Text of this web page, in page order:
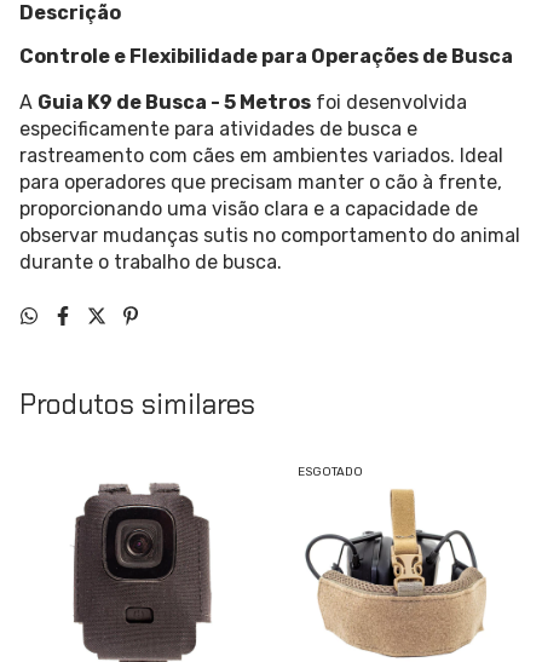
Descrição
Controle e Flexibilidade para Operações de Busca
A Guia K9 de Busca - 5 Metros foi desenvolvida
especificamente para atividades de busca e
rastreamento com cães em ambientes variados. Ideal
para operadores que precisam manter o cão à frente,
proporcionando uma visão clara e a capacidade de
observar mudanças sutis no comportamento do animal
durante o trabalho de busca.
Produtos similares
ESGOTADO